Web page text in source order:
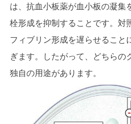
は、抗血小板薬が血小板の凝集
栓形成を抑制することです。対
フィブリン形成を遅らせること
ぎます。したがって、どちらの
独自の用途があります。